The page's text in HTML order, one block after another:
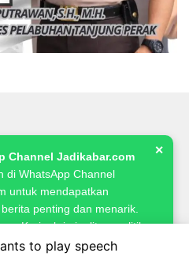
Etik Jurnalistik
to play speech
Channel Jadikabar.com
di WhatsApp Channel
untuk mendapatkan
penting dan menarik.
Kerja, kriminalitas, politik,
pertanian & ketahanan
✕